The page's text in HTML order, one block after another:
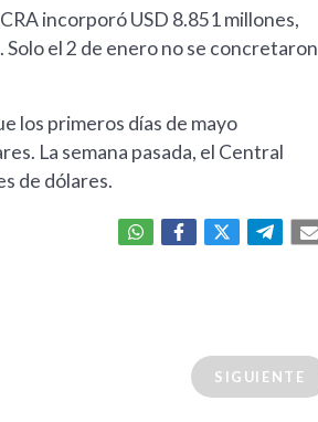
incorporó USD 8.851 millones,
Solo el 2 de enero no se concretaron
los primeros días de mayo
La semana pasada, el Central
de dólares.
SIGUIENTE